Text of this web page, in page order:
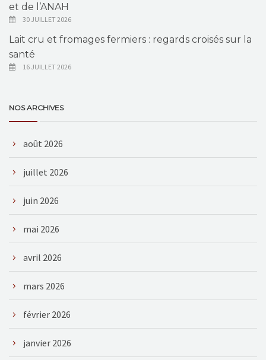
et de l’ANAH
30 JUILLET 2026
Lait cru et fromages fermiers : regards croisés sur la
santé
16 JUILLET 2026
NOS ARCHIVES
août 2026
juillet 2026
juin 2026
mai 2026
avril 2026
mars 2026
février 2026
janvier 2026